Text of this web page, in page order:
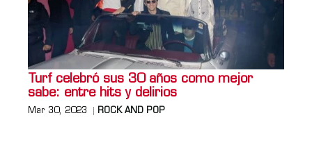
Turf celebró sus 30 años como mejor
sabe: entre hits y delirios
Mar 30, 2023 ROCK AND POP